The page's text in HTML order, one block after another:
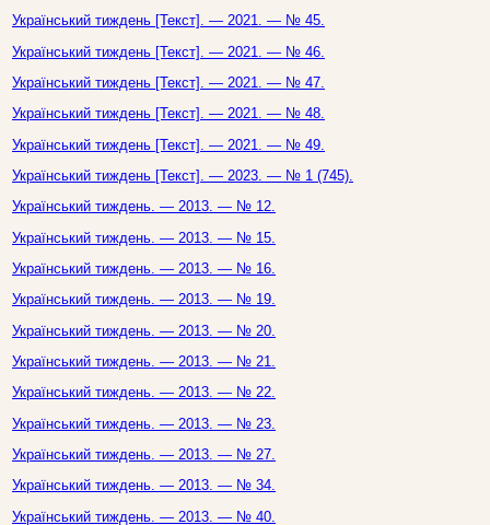
Український тиждень [Текст]. — 2021. — № 45.
Український тиждень [Текст]. — 2021. — № 46.
Український тиждень [Текст]. — 2021. — № 47.
Український тиждень [Текст]. — 2021. — № 48.
Український тиждень [Текст]. — 2021. — № 49.
Український тиждень [Текст]. — 2023. — № 1 (745).
Український тиждень. — 2013. — № 12.
Український тиждень. — 2013. — № 15.
Український тиждень. — 2013. — № 16.
Український тиждень. — 2013. — № 19.
Український тиждень. — 2013. — № 20.
Український тиждень. — 2013. — № 21.
Український тиждень. — 2013. — № 22.
Український тиждень. — 2013. — № 23.
Український тиждень. — 2013. — № 27.
Український тиждень. — 2013. — № 34.
Український тиждень. — 2013. — № 40.